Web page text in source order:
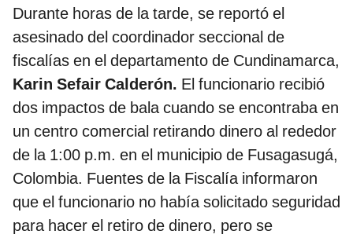
Durante horas de la tarde, se reportó el
asesinado del coordinador seccional de
fiscalías en el departamento de Cundinamarca,
Karin Sefair Calderón. El funcionario recibió
dos impactos de bala cuando se encontraba en
un centro comercial retirando dinero al rededor
de la 1:00 p.m. en el municipio de Fusagasugá,
Colombia. Fuentes de la Fiscalía informaron
que el funcionario no había solicitado seguridad
para hacer el retiro de dinero, pero se